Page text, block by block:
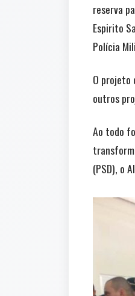
reserva
Espirito
Polícia
O projeto
outros
Ao todo
(PSD), o